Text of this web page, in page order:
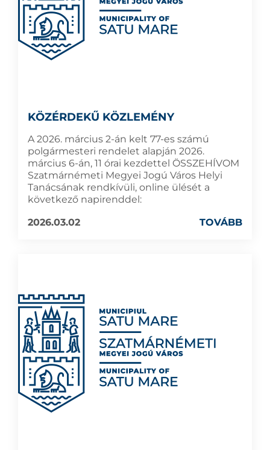
KÖZÉRDEKŰ KÖZLEMÉNY
A 2026. március 2-án kelt 77-es számú
polgármesteri rendelet alapján 2026.
március 6-án, 11 órai kezdettel ÖSSZEHÍVOM
Szatmárnémeti Megyei Jogú Város Helyi
Tanácsának rendkívüli, online ülését a
következő napirenddel:
2026.03.02
TOVÁBB